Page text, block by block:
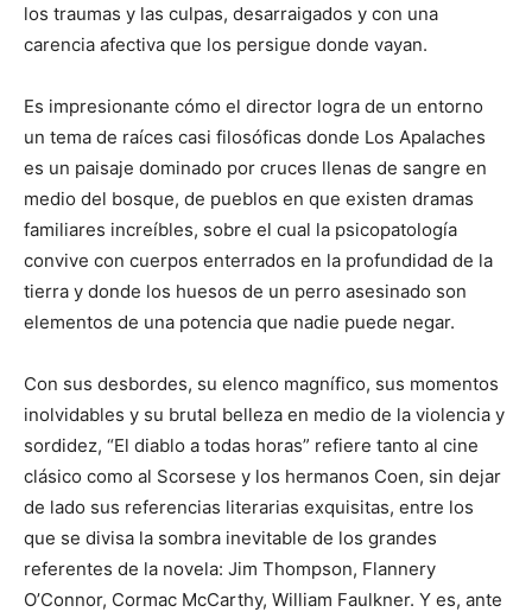
los traumas y las culpas, desarraigados y con una
carencia afectiva que los persigue donde vayan.
Es impresionante cómo el director logra de un entorno
un tema de raíces casi filosóficas donde Los Apalaches
es un paisaje dominado por cruces llenas de sangre en
medio del bosque, de pueblos en que existen dramas
familiares increíbles, sobre el cual la psicopatología
convive con cuerpos enterrados en la profundidad de la
tierra y donde los huesos de un perro asesinado son
elementos de una potencia que nadie puede negar.
Con sus desbordes, su elenco magnífico, sus momentos
inolvidables y su brutal belleza en medio de la violencia y
sordidez, “El diablo a todas horas” refiere tanto al cine
clásico como al Scorsese y los hermanos Coen, sin dejar
de lado sus referencias literarias exquisitas, entre los
que se divisa la sombra inevitable de los grandes
referentes de la novela: Jim Thompson, Flannery
O’Connor, Cormac McCarthy, William Faulkner. Y es, ante